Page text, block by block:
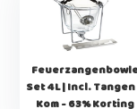
Set 4L | Incl. Tangen
Kom - 63% Korting